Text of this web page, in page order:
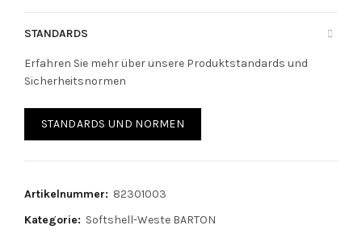
STANDARDS
Erfahren Sie mehr über unsere Produktstandards und
Sicherheitsnormen
STANDARDS UND NORMEN
Artikelnummer: 82301003
Kategorie: Softshell-Weste BARTON